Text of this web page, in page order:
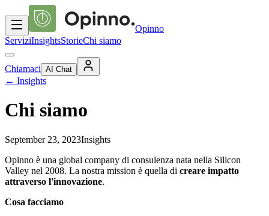
Opinno
ServiziInsightsStorieChi siamo
Chiamaci AI Chat
← Insights
Chi siamo
September 23, 2023Insights
Opinno è una global company di consulenza nata nella Silicon
Valley nel 2008. La nostra mission è quella di creare impatto
attraverso l'innovazione.
Cosa facciamo